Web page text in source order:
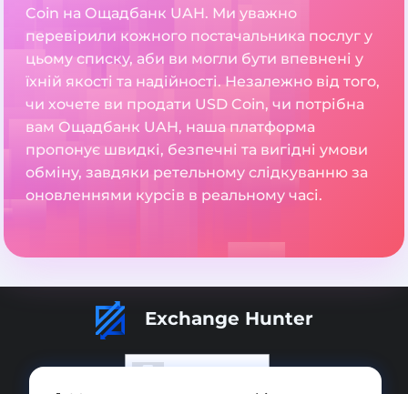
Coin на Ощадбанк UAH. Ми уважно
перевірили кожного постачальника послуг у
цьому списку, аби ви могли бути впевнені у
їхній якості та надійності. Незалежно від того,
чи хочете ви продати USD Coin, чи потрібна
вам Ощадбанк UAH, наша платформа
пропонує швидкі, безпечні та вигідні умови
обміну, завдяки ретельному слідкуванню за
оновленнями курсів в реальному часі.
Exchange Hunter